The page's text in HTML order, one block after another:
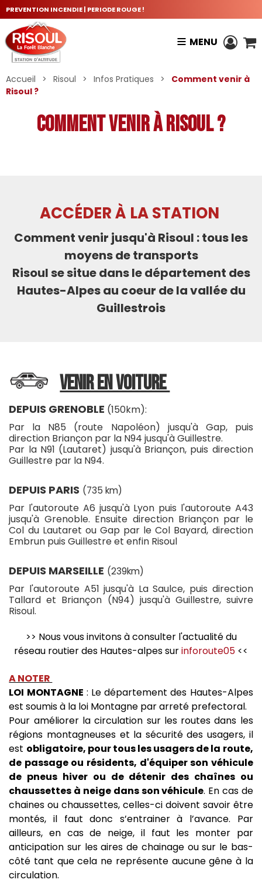
PREVENTION INCENDIE | PERIODE ROUGE !
MENU
Accueil > Risoul > Infos Pratiques >
Comment venir à
Risoul ?
Comment venir à Risoul ?
ACCÉDER À LA STATION
Comment venir jusqu'à Risoul : tous les
moyens de transports
Risoul se situe dans le département des
Hautes-Alpes au coeur de la vallée du
Guillestrois
VENIR EN VOITURE
DEPUIS GRENOBLE (150km):
Par la N85 (route Napoléon) jusqu'à Gap, puis
direction Briançon par la N94 jusqu'à Guillestre.
Par la N91 (Lautaret) jusqu'à Briançon, puis direction
Guillestre par la N94.
DEPUIS PARIS (735 km)
Par l'autoroute A6 jusqu'à Lyon puis l'autoroute A43
jusqu'à Grenoble. Ensuite direction Briançon par le
Col du Lautaret ou Gap par le Col Bayard, direction
Embrun puis Guillestre et enfin Risoul
DEPUIS MARSEILLE (239km)
Par l'autoroute A51 jusqu'à La Saulce, puis direction
Tallard et Briançon (N94) jusqu'à Guillestre, suivre
Risoul.
>> Nous vous invitons à consulter l'actualité du
réseau routier des Hautes-alpes surinforoute05 <<
A NOTER
LOI MONTAGNE : Le département des Hautes-Alpes
est soumis à la loi Montagne par arreté prefectoral.
Pour améliorer la circulation sur les routes dans les
régions montagneuses et la sécurité des usagers, il
est obligatoire, pour tous les usagers de la route,
de passage ou résidents, d'équiper son véhicule
de pneus hiver ou de détenir des chaînes ou
chaussettes à neige dans son véhicule. En cas de
chaines ou chaussettes, celles-ci doivent savoir être
montés, il faut donc s’entrainer à l’avance. Par
ailleurs, en cas de neige, il faut les monter par
anticipation sur les aires de chainage ou sur le bas-
côté tant que cela ne représente aucune gêne à la
circulation.